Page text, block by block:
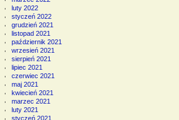
luty 2022
styczeń 2022
grudzień 2021
listopad 2021
październik 2021
wrzesień 2021
sierpień 2021
lipiec 2021
czerwiec 2021
maj 2021
kwiecień 2021
marzec 2021
luty 2021
styczeń 2021